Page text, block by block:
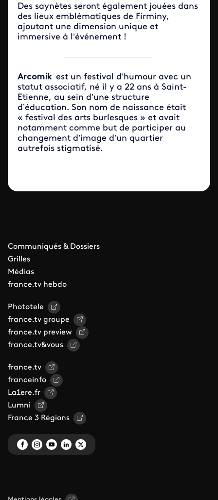
Des saynètes seront également jouées dans
des lieux emblématiques de Firminy,
ajoutant une dimension unique et
immersive à l’événement !
Arcomik est un festival d’humour avec un
statut associatif, né il y a 22 ans à Saint-
Etienne, au sein d’une structure
d’éducation. Son nom de naissance était
« festival des arts burlesques » et avait
notamment comme but de participer au
changement d’image d’un quartier
autrefois stigmatisé.
Communiqués & Dossiers
Grilles
Médias
france.tv hebdo
Phototele
france.tv groupe
france.tv preview
france.tv&vous
france.tv
franceinfo
La1ere.fr
Lumni
France 3 Régions